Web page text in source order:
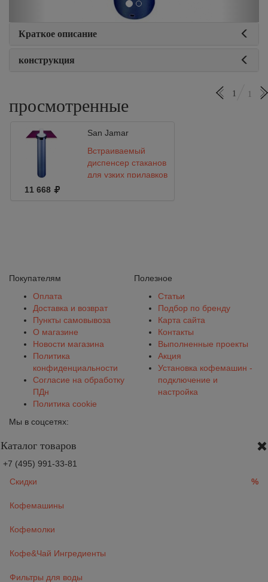
Краткое описание
конструкция
просмотренные
1 1
San Jamar
Встраиваемый
диспенсер стаканов
для узких прилавков
11 668
Покупателям
Оплата
Доставка и возврат
Пункты самовывоза
О магазине
Новости магазина
Политика
конфиденциальности
Согласие на обработку
ПДн
Политика cookie
Полезное
Статьи
Подбор по бренду
Карта сайта
Контакты
Выполненные проекты
Акция
Установка кофемашин -
подключение и
настройка
Мы в соцсетях:
Каталог товаров
+7 (495) 991-33-81
Скидки
%
Кофемашины
Кофемолки
Кофе&Чай Ингредиенты
Фильтры для воды